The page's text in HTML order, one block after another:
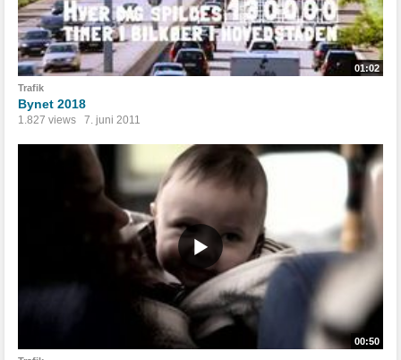
01:02
Trafik
Bynet 2018
1.827 views 7. juni 2011
00:50